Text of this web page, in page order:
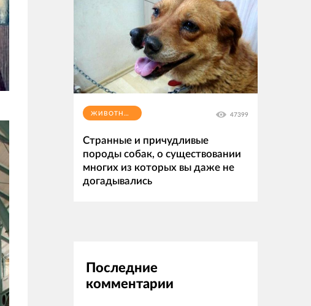
ЖИВОТНЫЕ 47399
Странные и причудливые
породы собак, о существовании
многих из которых вы даже не
догадывались
Последние
комментарии